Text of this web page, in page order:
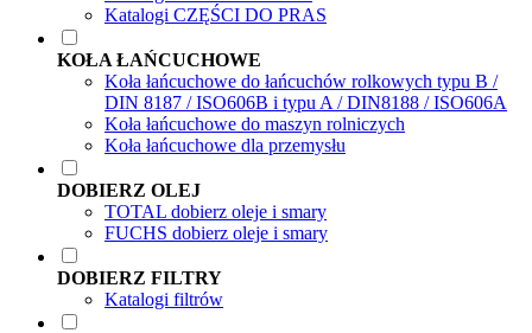
Katalogi CZĘŚCI DO PRAS
KOŁA ŁAŃCUCHOWE
Koła łańcuchowe do łańcuchów rolkowych typu B /
DIN 8187 / ISO606B i typu A / DIN8188 / ISO606A
Koła łańcuchowe do maszyn rolniczych
Koła łańcuchowe dla przemysłu
DOBIERZ OLEJ
TOTAL dobierz oleje i smary
FUCHS dobierz oleje i smary
DOBIERZ FILTRY
Katalogi filtrów